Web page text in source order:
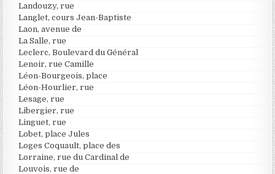
Landouzy, rue
Langlet, cours Jean-Baptiste
Laon, avenue de
La Salle, rue
Leclerc, Boulevard du Général
Lenoir, rue Camille
Léon-Bourgeois, place
Léon-Hourlier, rue
Lesage, rue
Libergier, rue
Linguet, rue
Lobet, place Jules
Loges Coquault, place des
Lorraine, rue du Cardinal de
Louvois, rue de